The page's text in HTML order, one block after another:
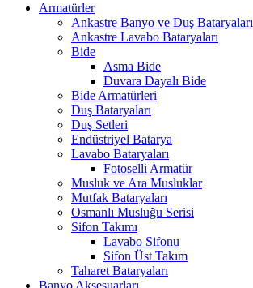
Armatürler
Ankastre Banyo ve Duş Bataryaları
Ankastre Lavabo Bataryaları
Bide
Asma Bide
Duvara Dayalı Bide
Bide Armatürleri
Duş Bataryaları
Duş Setleri
Endüstriyel Batarya
Lavabo Bataryaları
Fotoselli Armatür
Musluk ve Ara Musluklar
Mutfak Bataryaları
Osmanlı Musluğu Serisi
Sifon Takımı
Lavabo Sifonu
Sifon Üst Takım
Taharet Bataryaları
Banyo Aksesuarları